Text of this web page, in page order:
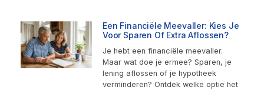
Een Financiële Meevaller: Kies Je
Voor Sparen Of Extra Aflossen?
Je hebt een financiële meevaller.
Maar wat doe je ermee? Sparen, je
lening aflossen of je hypotheek
verminderen? Ontdek welke optie het